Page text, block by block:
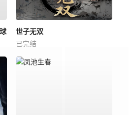
世子无双
已完结